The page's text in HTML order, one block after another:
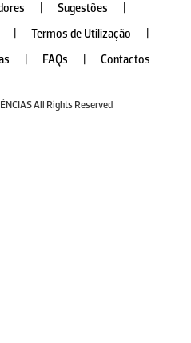
Sugestões
Termos de Utilização
FAQs Contactos
All Rights Reserved